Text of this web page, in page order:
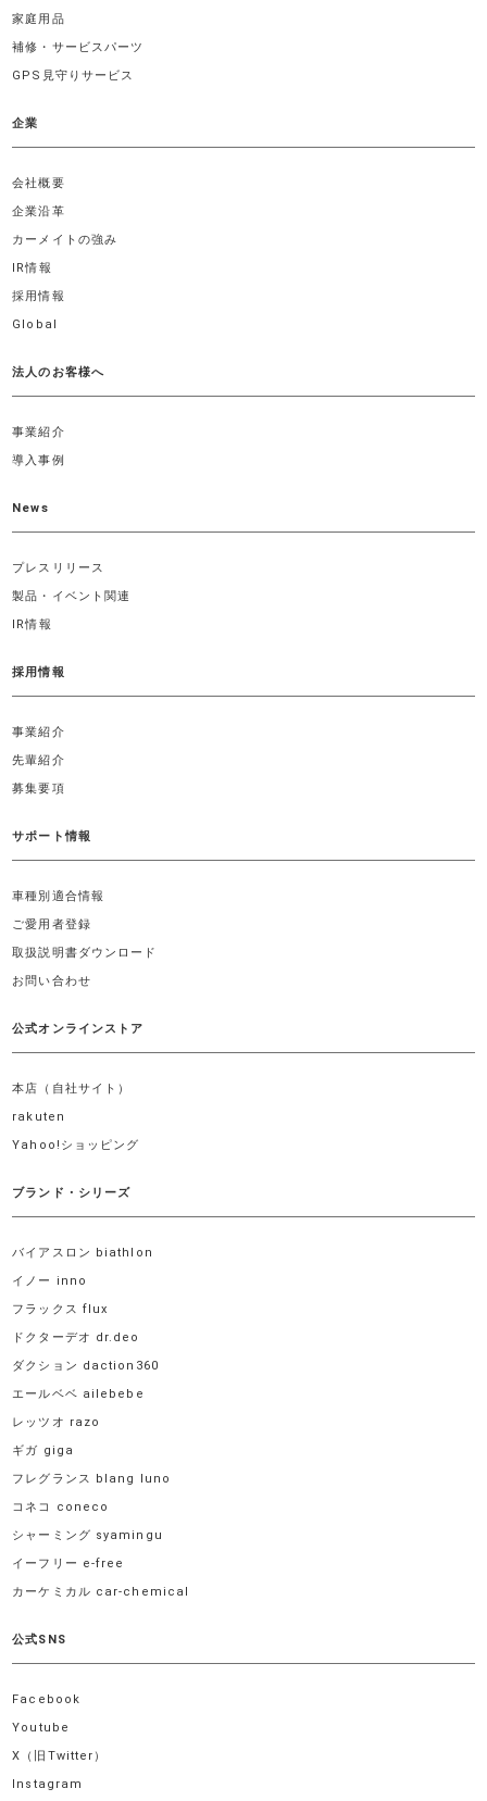
家庭用品
補修・サービスパーツ
GPS見守りサービス
企業
会社概要
企業沿革
カーメイトの強み
IR情報
採用情報
Global
法人のお客様へ
事業紹介
導入事例
News
プレスリリース
製品・イベント関連
IR情報
採用情報
事業紹介
先輩紹介
募集要項
サポート情報
車種別適合情報
ご愛用者登録
取扱説明書ダウンロード
お問い合わせ
公式オンラインストア
本店（自社サイト）
rakuten
Yahoo!ショッピング
ブランド・シリーズ
バイアスロン biathlon
イノー inno
フラックス flux
ドクターデオ dr.deo
ダクション daction360
エールベベ ailebebe
レッツオ razo
ギガ giga
フレグランス blang luno
コネコ coneco
シャーミング syamingu
イーフリー e-free
カーケミカル car-chemical
公式SNS
Facebook
Youtube
X（旧Twitter）
Instagram